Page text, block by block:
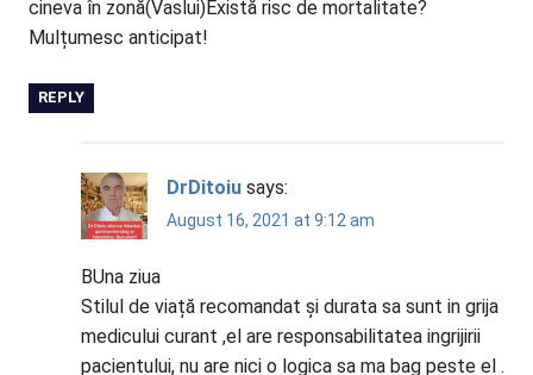
cineva în zonă(Vaslui)Există risc de mortalitate?
Mulțumesc anticipat!
REPLY
DrDitoiu says:
August 16, 2021 at 9:12 am
BUna ziua
Stilul de viață recomandat și durata sa sunt in grija
medicului curant ,el are responsabilitatea ingrijirii
pacientului, nu are nici o logica sa ma bag peste el .